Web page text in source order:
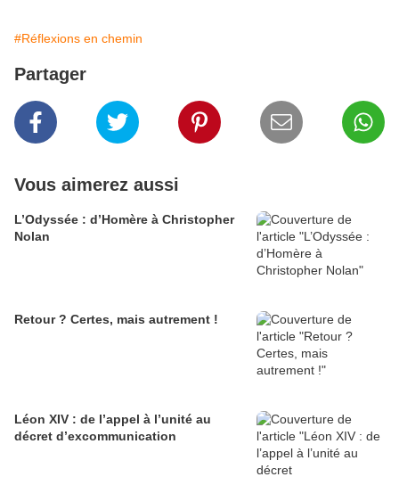
#Réflexions en chemin
Partager
Vous aimerez aussi
L’Odyssée : d’Homère à Christopher
Nolan
Retour ? Certes, mais autrement !
Léon XIV : de l’appel à l’unité au
décret d’excommunication